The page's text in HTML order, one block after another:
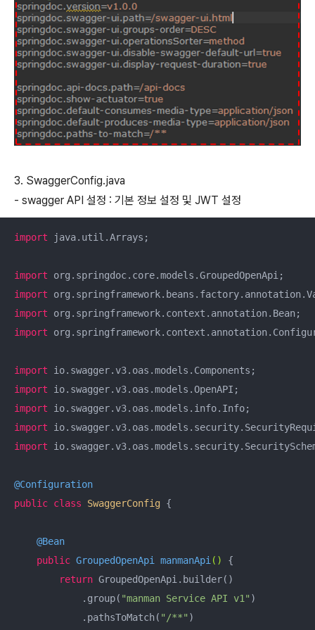
3. SwaggerConfig.java
- swagger API 설정 : 기본 정보 설정 및 JWT 설정
import java.util.Arrays;
import
import
import
import
import
import
import
import
import
@Configuration
public class SwaggerConfig {
@Bean
public GroupedOpenApi manmanApi ()
{
return GroupedOpenApi.builder()
            .group(
"manman Service API v1" )
            .pathsToMatch(
"/**" )